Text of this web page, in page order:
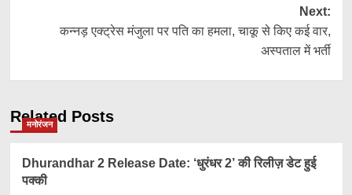
Next:
कन्नड़ एक्ट्रेस मंजुला पर पति का हमला, चाकू से किए कई वार,
अस्पताल में भर्ती
Related Posts
मनोरंजन
Dhurandhar 2 Release Date: ‘धुरंधर 2’ की रिलीज़ डेट हुई
पक्की